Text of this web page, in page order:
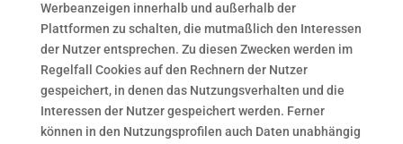
Werbeanzeigen innerhalb und außerhalb der
Plattformen zu schalten, die mutmaßlich den Interessen
der Nutzer entsprechen. Zu diesen Zwecken werden im
Regelfall Cookies auf den Rechnern der Nutzer
gespeichert, in denen das Nutzungsverhalten und die
Interessen der Nutzer gespeichert werden. Ferner
können in den Nutzungsprofilen auch Daten unabhängig